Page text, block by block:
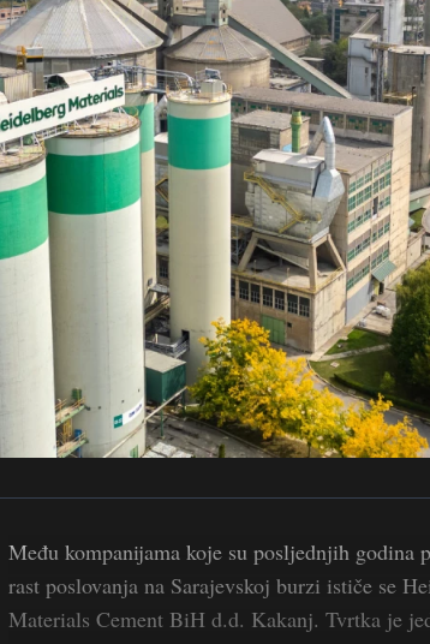
Među kompanijama koje su posljednjih godina
rast poslovanja na Sarajevskoj burzi ističe se
Materials Cement BiH d.d. Kakanj. Tvrtka je